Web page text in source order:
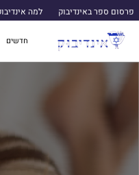
פרסום ספר באינדיבוק למה
חדשים